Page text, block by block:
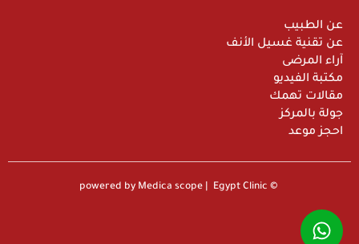
عن الطبيب
عن تقنية غسيل الأنف
آراء المرضى
مكتبة الفيديو
مقالات تهمك
جولة بالمركز
احجز موعد
© powered by Medica scope | Egypt Clinic